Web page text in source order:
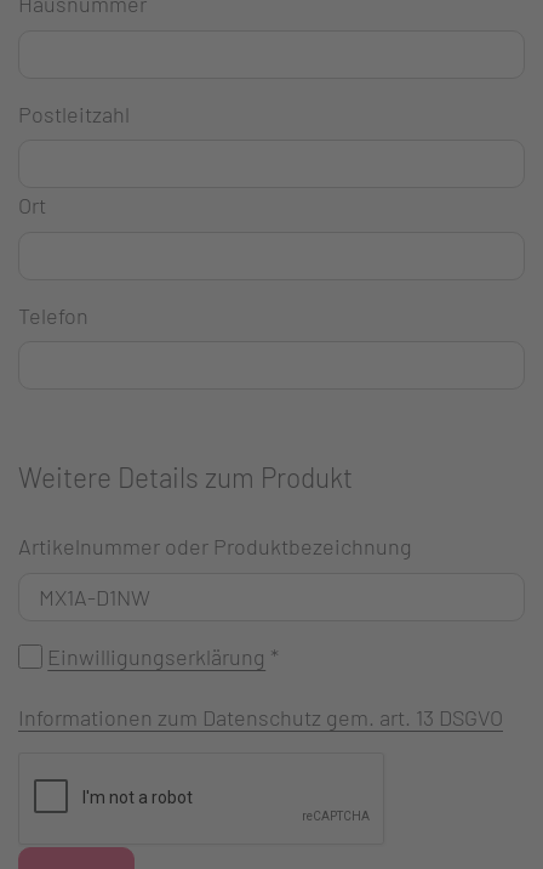
Postleitzahl
Ort
Telefon
Weitere Details zum Produkt
Artikelnummer oder Produktbezeichnung
Einwilligungserklärung *
Informationen zum Datenschutz gem. art. 13 DSGVO